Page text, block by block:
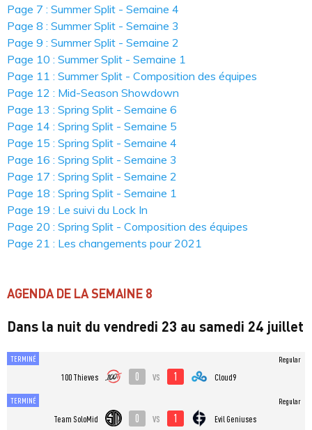
Page 7 : Summer Split - Semaine 4
Page 8 : Summer Split - Semaine 3
Page 9 : Summer Split - Semaine 2
Page 10 : Summer Split - Semaine 1
Page 11 : Summer Split - Composition des équipes
Page 12 : Mid-Season Showdown
Page 13 : Spring Split - Semaine 6
Page 14 : Spring Split - Semaine 5
Page 15 : Spring Split - Semaine 4
Page 16 : Spring Split - Semaine 3
Page 17 : Spring Split - Semaine 2
Page 18 : Spring Split - Semaine 1
Page 19 : Le suivi du Lock In
Page 20 : Spring Split - Composition des équipes
Page 21 : Les changements pour 2021
AGENDA DE LA SEMAINE 8
Dans la nuit du vendredi 23 au samedi 24 juillet
TERMINÉ
100 Thieves 0 vs 1 Cloud9
Regular
TERMINÉ
Team SoloMid 0 vs 1 Evil Geniuses
Regular